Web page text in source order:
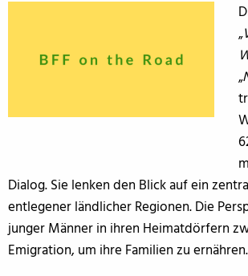
„
„
Dialog. Sie lenken den Blick auf ein
entlegener ländlicher Regionen. Die
junger Männer in ihren Heimatdörfern
Emigration, um ihre Familien zu ernähren.